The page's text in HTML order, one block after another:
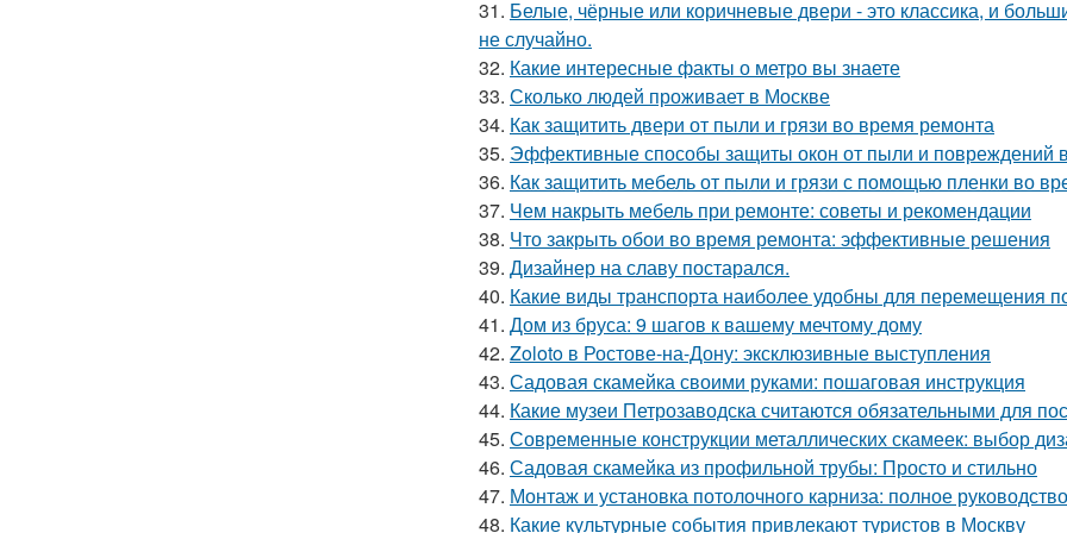
31. Белые, чёрные или коричневые двери - это классика, и
не случайно.
32. Какие интересные факты о метро вы знаете
33. Сколько людей проживает в Москве
34. Как защитить двери от пыли и грязи во время ремонта
35. Эффективные способы защиты окон от пыли и повреждений
36. Как защитить мебель от пыли и грязи с помощью пленки во
37. Чем накрыть мебель при ремонте: советы и рекомендации
38. Что закрыть обои во время ремонта: эффективные решения
39. Дизайнер на славу постарался.
40. Какие виды транспорта наиболее удобны для перемещения
41. Дом из бруса: 9 шагов к вашему мечтому дому
42. Zoloto в Ростове-на-Дону: эксклюзивные выступления
43. Садовая скамейка своими руками: пошаговая инструкция
44. Какие музеи Петрозаводска считаются обязательными для
45. Современные конструкции металлических скамеек: выбор
46. Садовая скамейка из профильной трубы: Просто и стильно
47. Монтаж и установка потолочного карниза: полное
48. Какие культурные события привлекают туристов в Москву